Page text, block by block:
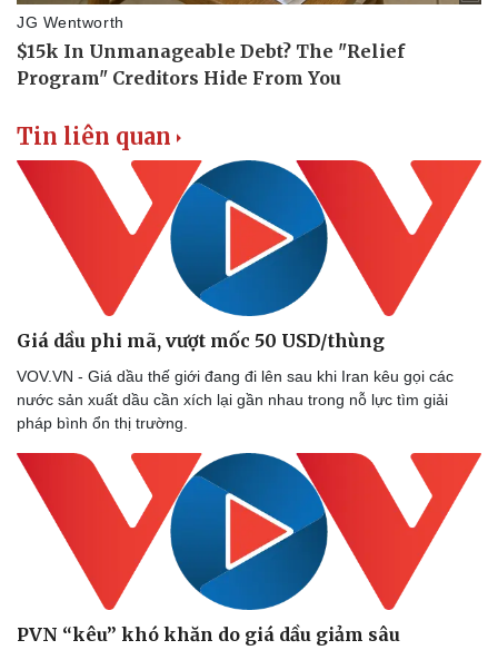
Tin liên quan
Giá dầu phi mã, vượt mốc 50 USD/thùng
VOV.VN - Giá dầu thế giới đang đi lên sau khi Iran kêu gọi các
nước sản xuất dầu cần xích lại gần nhau trong nỗ lực tìm giải
pháp bình ổn thị trường.
PVN “kêu” khó khăn do giá dầu giảm sâu